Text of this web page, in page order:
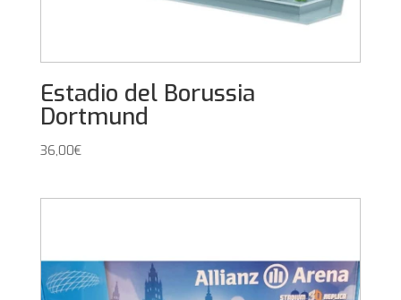
Estadio del Borussia
Dortmund
36,00€